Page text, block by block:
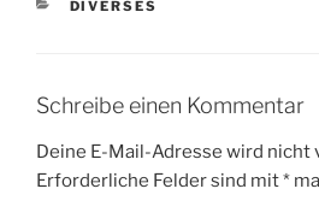
KATEGORIEN
DIVERSES
Schreibe einen Kommentar
Deine E-Mail-Adresse wird
Erforderliche Felder sind mit*